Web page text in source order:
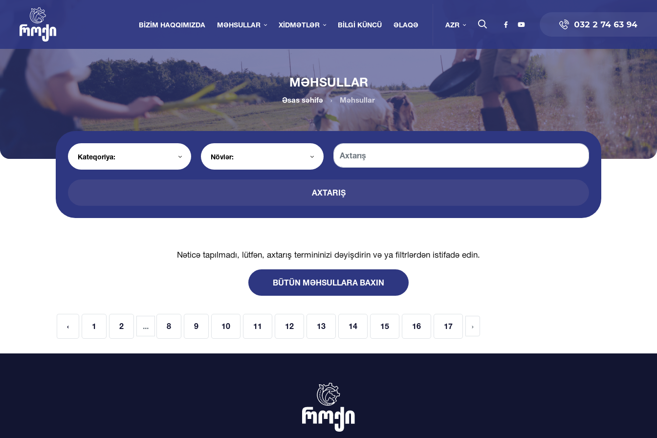
BIZIM HAQQIMIZDA MƏHSULLAR XIDMƏTLƏR BILGI KÜNCÜ ƏLAQƏ AZR 032 2 74 63 94
MƏHSULLAR
Əsas səhifə Məhsullar
AXTARIŞ
Nəticə tapılmadı, lütfən, axtarış termininizi dəyişdirin və ya filtrlərdən istifadə edin.
BÜTÜN MƏHSULLARA BAXIN
‹ 1 2 ... 8 9 10 11 12 13 14 15 16 17 ›